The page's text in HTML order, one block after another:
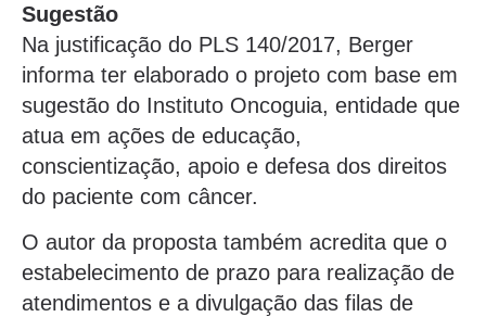
Sugestão
Na justificação do PLS 140/2017, Berger
informa ter elaborado o projeto com base em
sugestão do Instituto Oncoguia, entidade que
atua em ações de educação,
conscientização, apoio e defesa dos direitos
do paciente com câncer.
O autor da proposta também acredita que o
estabelecimento de prazo para realização de
atendimentos e a divulgação das filas de